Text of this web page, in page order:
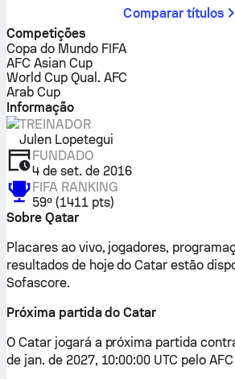
Comparar títulos
Competições
Copa do Mundo FIFA
AFC Asian Cup
World Cup Qual. AFC
Arab Cup
Informação
TREINADOR
Julen Lopetegui
FUNDADO
4 de set. de 2016
FIFA RANKING
59º(1411 pts)
Sobre Qatar
Placares ao vivo, jogadores,
resultados de hoje do Catar estão
Sofascore.
Próxima partida do Catar
O Catar jogará a próxima partida
de jan. de 2027, 10:00:00 UTC pelo